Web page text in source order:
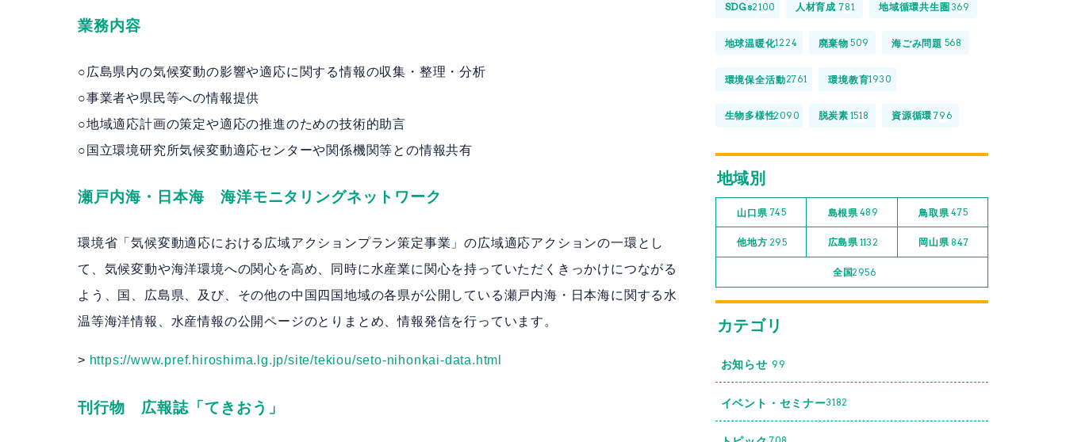
業務内容
○広島県内の気候変動の影響や適応に関する情報の収集・整理・分析
○事業者や県民等への情報提供
○地域適応計画の策定や適応の推進のための技術的助言
○国立環境研究所気候変動適応センターや関係機関等との情報共有
瀬戸内海・日本海 海洋モニタリングネットワーク
環境省「気候変動適応における広域アクションプラン策定事業」の広域適応アクションの一環とし
て、気候変動や海洋環境への関心を高め、同時に水産業に関心を持っていただくきっかけにつながる
よう、国、広島県、及び、その他の中国四国地域の各県が公開している瀬戸内海・日本海に関する水
温等海洋情報、水産情報の公開ページのとりまとめ、情報発信を行っています。
> https://www.pref.hiroshima.lg.jp/site/tekiou/seto-nihonkai-data.html
刊行物 広報誌「てきおう」
SDGs2100 人材育成 781 地域循環共生圏 369
地球温暖化1224 廃棄物 509 海ごみ問題 568
環境保全活動2761 環境教育1930
生物多様性2090 脱炭素 1518 資源循環 796
地域別
山口県 745 島根県 489 鳥取県 475
他地方 295 広島県1132 岡山県 847
全国2956
カテゴリ
お知らせ 99
イベント・セミナー3182